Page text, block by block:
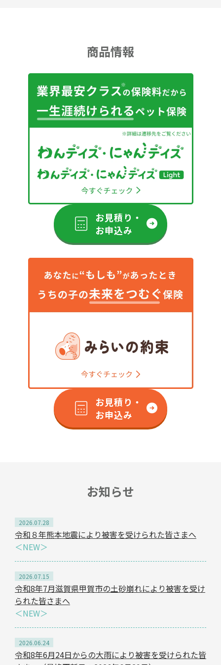
商品情報
お見積り・
お申込み
お見積り・
お申込み
お知らせ
2026.07.28
令和８年熊本地震により被害を受けられた皆さまへ
＜NEW＞
2026.07.15
令和8年7月滋賀県甲賀市の土砂崩れにより被害を受け
られた皆さまへ
＜NEW＞
2026.06.24
令和8年6月24日からの大雨により被害を受けられた皆